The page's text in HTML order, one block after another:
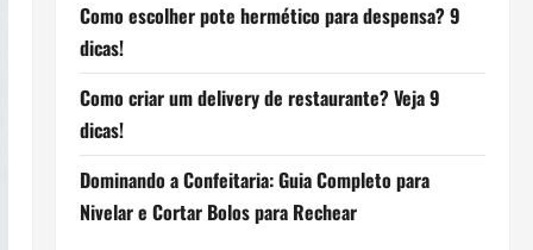
Como escolher pote hermético para despensa? 9
dicas!
Como criar um delivery de restaurante? Veja 9
dicas!
Dominando a Confeitaria: Guia Completo para
Nivelar e Cortar Bolos para Rechear